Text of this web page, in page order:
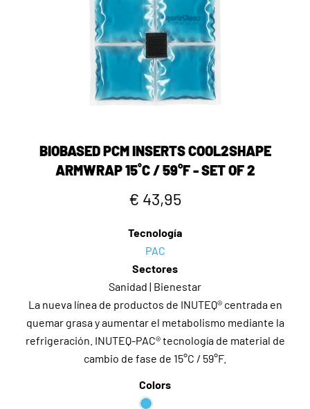
BIOBASED PCM INSERTS COOL2SHAPE
ARMWRAP 15˚C / 59°F - SET OF 2
€ 43,95
Tecnología
PAC
Sectores
Sanidad | Bienestar
La nueva línea de productos de INUTEQ® centrada en
quemar grasa y aumentar el metabolismo mediante la
refrigeración. INUTEQ-PAC® tecnología de material de
cambio de fase de 15°C / 59°F.
Colors